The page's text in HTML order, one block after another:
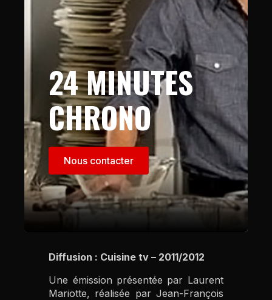
24 MINUTES
CHRONO
Nous contacter
Diffusion : Cuisine tv – 2011/2012
Une émission présentée par Laurent
Mariotte, réalisée par Jean-François